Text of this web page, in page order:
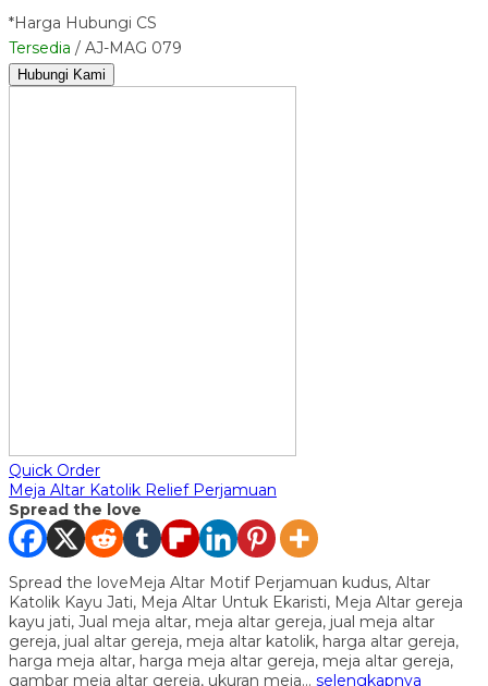
*Harga Hubungi CS
Tersedia / AJ-MAG 079
Hubungi Kami
Quick Order
Meja Altar Katolik Relief Perjamuan
Spread the love
Spread the loveMeja Altar Motif Perjamuan kudus, Altar
Katolik Kayu Jati, Meja Altar Untuk Ekaristi, Meja Altar gereja
kayu jati, Jual meja altar, meja altar gereja, jual meja altar
gereja, jual altar gereja, meja altar katolik, harga altar gereja,
harga meja altar, harga meja altar gereja, meja altar gereja,
gambar meja altar gereja, ukuran meja… selengkapnya